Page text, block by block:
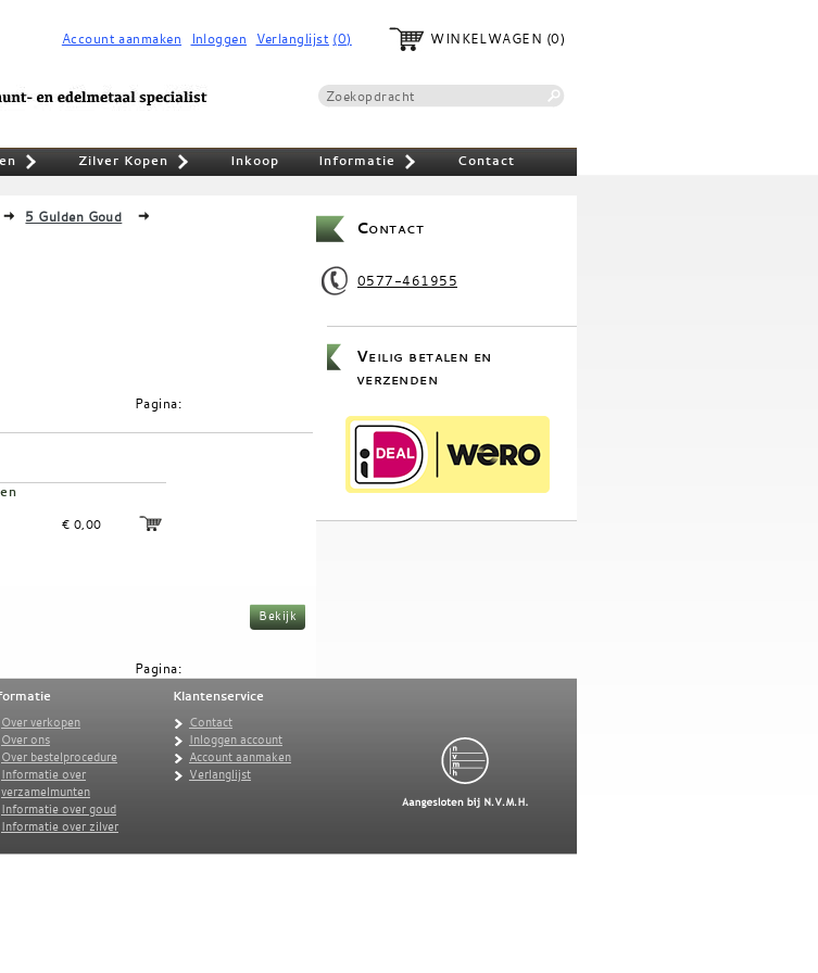
Account aanmaken Inloggen Verlanglijst (0) WINKELWAGEN (0)
Zilver Kopen Inkoop Informatie Contact
5 Gulden Goud
Pagina:
€ 0,00
Pagina:
Contact
0577-461955
Veilig betalen en
verzenden
Over verkopen
Over ons
Over bestelprocedure
Informatie over
verzamelmunten
Informatie over goud
Informatie over zilver
Klantenservice
Contact
Inloggen account
Account aanmaken
Verlanglijst